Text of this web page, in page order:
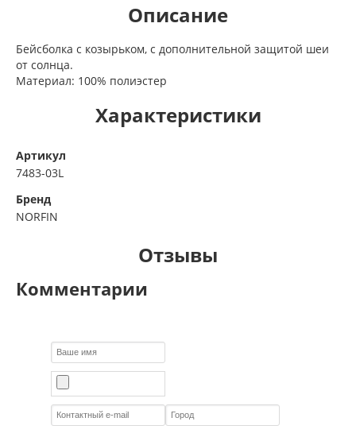
Описание
Бейсболка с козырьком, с дополнительной защитой шеи
от солнца.
Материал: 100% полиэстер
Характеристики
Артикул
7483-03L
Бренд
NORFIN
Отзывы
Комментарии